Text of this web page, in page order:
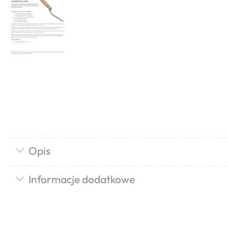
Opis
Informacje dodatkowe